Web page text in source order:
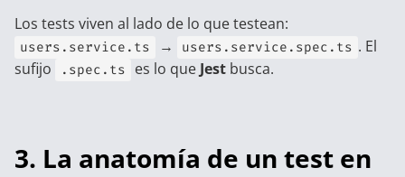
Los tests viven al lado de lo que testean:
users.service.ts → users.service.spec.ts . El
sufijo
.spec.ts es lo que Jestbusca.
3. La anatomía de un test en